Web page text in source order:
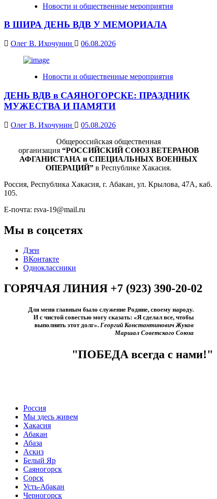
Новости и общественные мероприятия
В ШИРА ДЕНЬ ВДВ У МЕМОРИАЛА
Олег В. Ихочунин 06.08.2026
Новости и общественные мероприятия
ДЕНЬ ВДВ в САЯНОГОРСКЕ: ПРАЗДНИК
МУЖЕСТВА И ПАМЯТИ
Олег В. Ихочунин
05.08.2026
Общероссийская общественная
организация “РОССИЙСКИЙ СОЮЗ ВЕТЕРАНОВ
АФГАНИСТАНА и СПЕЦИАЛЬНЫХ ВОЕННЫХ
ОПЕРАЦИЙ” в Республике Хакасия.
Россия, Республика Хакасия, г. Абакан, ул. Крылова, 47А, каб.
105.
Е-почта: rsva-19@mail.ru
Мы в соцсетях
Дзен
ВКонтакте
Одноклассники
ГОРЯЧАЯ ЛИНИЯ +7 (923) 390-20-02
Для меня главным было служение Родине, своему народу.
И с чистой совестью могу сказать: «Я сделал все, чтобы
выполнить этот долг».​ Георгий Константинович Жуков
Маршал Советского Союза
"ПОБЕДА всегда с нами!"
Россия
Мы здесь живем
Хакасия
Абакан
Абаза
Аскиз
Белый Яр
Саяногорск
Сорск
Усть-Абакан
Черногорск